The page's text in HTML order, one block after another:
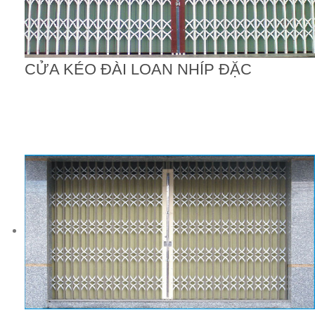
CỬA KÉO ĐÀI LOAN NHÍP ĐẶC